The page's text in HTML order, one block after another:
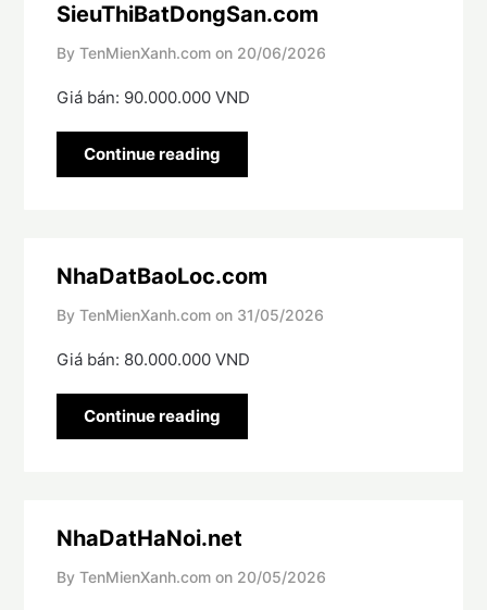
SieuThiBatDongSan.com
By TenMienXanh.com on 20/06/2026
Giá bán: 90.000.000 VND
Continue reading
NhaDatBaoLoc.com
By TenMienXanh.com on 31/05/2026
Giá bán: 80.000.000 VND
Continue reading
NhaDatHaNoi.net
By TenMienXanh.com on 20/05/2026